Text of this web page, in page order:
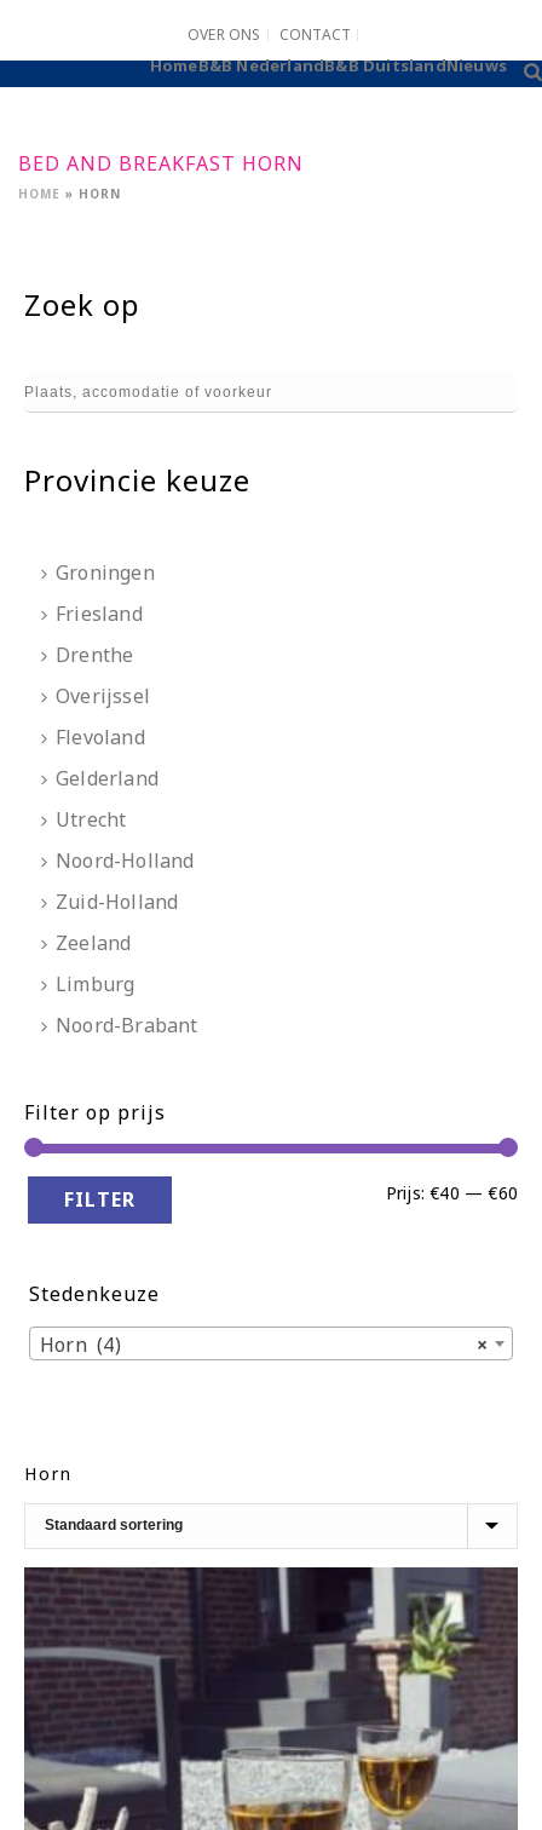
OVER ONS CONTACT
HomeB&B NederlandB&B DuitslandNieuws
BED AND BREAKFAST HORN
HOME » HORN
Horn
Zoek op
Provincie keuze
Groningen
Friesland
Drenthe
Overijssel
Flevoland
Gelderland
Utrecht
Noord-Holland
Zuid-Holland
Zeeland
Limburg
Noord-Brabant
Filter op prijs
FILTER Prijs:€40 —€60
Stedenkeuze
×
Horn (4)